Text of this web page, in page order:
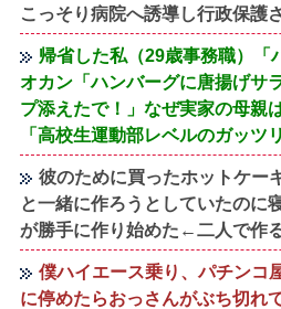
こっそり病院へ誘導し行政保護
帰省した私（29歳事務職）
オカン「ハンバーグに唐揚げサ
プ添えたで！」なぜ実家の母親
「高校生運動部レベルのガッツ
彼のために買ったホットケー
と一緒に作ろうとしていたのに
が勝手に作り始めた←二人で作
僕ハイエース乗り、パチンコ
に停めたらおっさんがぶち切れ